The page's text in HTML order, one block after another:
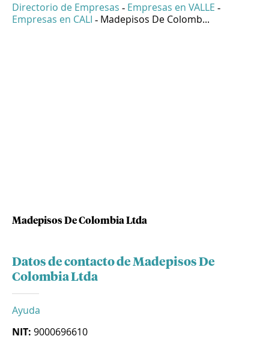
Directorio de Empresas - Empresas en VALLE -
Empresas en CALI - Madepisos De Colomb...
Madepisos De Colombia Ltda
Datos de contacto de Madepisos De
Colombia Ltda
Ayuda
NIT: 9000696610